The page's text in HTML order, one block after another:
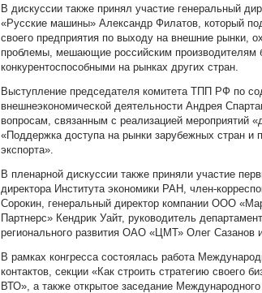
В дискуссии также принял участие генеральный
«Русские машины» Александр Филатов, который
своего предприятия по выходу на внешние рынки,
проблемы, мешающие российским производителям
конкурентоспособными на рынках других стран.
Выступление председателя комитета ТПП РФ по
внешнеэкономической деятельности Андрея
вопросам, связанным с реализацией мероприятий
«Поддержка доступа на рынки зарубежных стран и
экспорта».
В пленарной дискуссии также приняли участие
директора Института экономики РАН, член-
Сорокин, генеральный директор компании ООО
Партнерс» Кендрик Уайт, руководитель
регионального развития ОАО «ЦМТ» Олег Сазанов
В рамках конгресса состоялась работа
контактов, секции «Как строить стратегию своего
ВТО», а также открытое заседание Международного